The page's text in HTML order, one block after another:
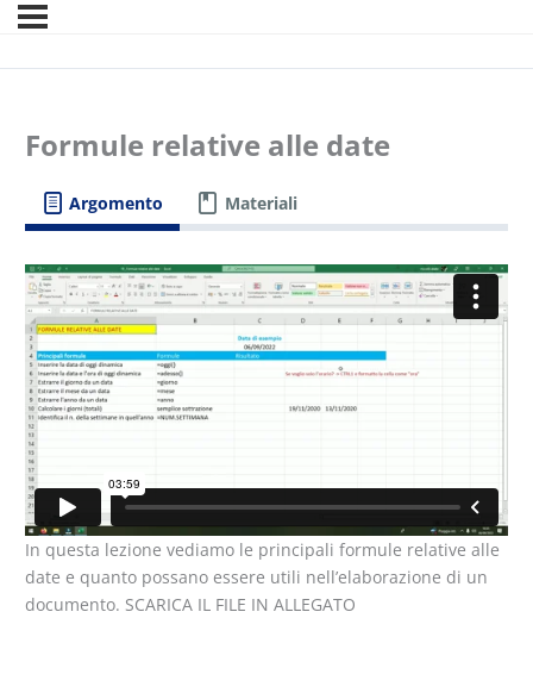
Formule relative alle date
Argomento Materiali
In questa lezione vediamo le principali formule relative alle
date e quanto possano essere utili nell’elaborazione di un
documento. SCARICA IL FILE IN ALLEGATO